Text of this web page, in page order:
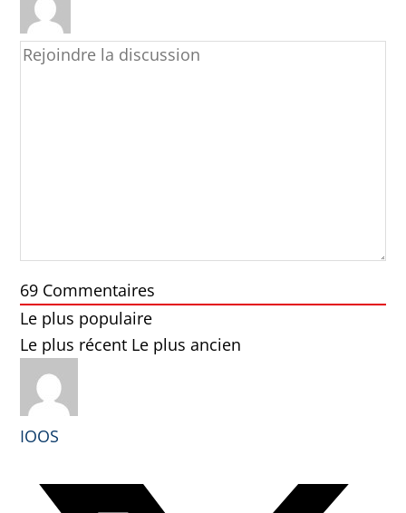
69 Commentaires
Le plus populaire
Le plus récent Le plus ancien
IOOS